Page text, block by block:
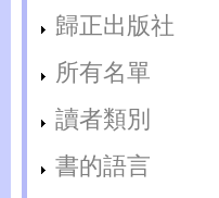
歸正出版社
所有名單
讀者類別
書的語言